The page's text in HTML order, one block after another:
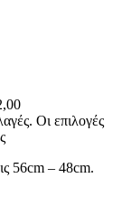
Οι επιλογές
56cm – 48cm.